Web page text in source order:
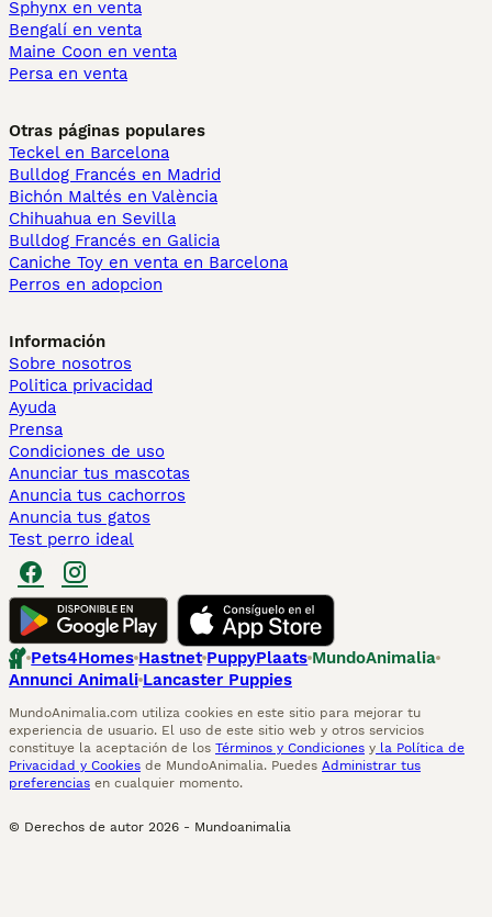
Sphynx en venta
Bengalí en venta
Maine Coon en venta
Persa en venta
Otras páginas populares
Teckel en Barcelona
Bulldog Francés en Madrid
Bichón Maltés en València
Chihuahua en Sevilla
Bulldog Francés en Galicia
Caniche Toy en venta en Barcelona
Perros en adopcion
Información
Sobre nosotros
Politica privacidad
Ayuda
Prensa
Condiciones de uso
Anunciar tus mascotas
Anuncia tus cachorros
Anuncia tus gatos
Test perro ideal
Pets4Homes Hastnet PuppyPlaats MundoAnimalia
Annunci Animali Lancaster Puppies
MundoAnimalia.com utiliza cookies en este sitio para mejorar tu
experiencia de usuario. El uso de este sitio web y otros servicios
constituye la aceptación de los Términos y Condiciones y la Política de
Privacidad y Cookies de MundoAnimalia. Puedes Administrar tus
preferencias en cualquier momento.
© Derechos de autor 2026 - Mundoanimalia